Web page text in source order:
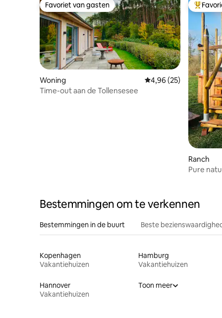
Favoriet van gasten
Favoriet van gasten
Woning Gemiddelde
4,96 (25)
Time-out aan de Tollensesee
Ranch
Pure
Bestemmingen om te verkennen
Bestemmingen in de buurt Beste
Kopenhagen
Vakantiehuizen
Hamburg
Vakantiehuizen
Hannover
Vakantiehuizen
Toon meer